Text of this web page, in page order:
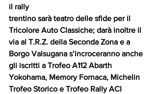
il rally
trentino sarà teatro delle sfide per il
Tricolore Auto Classiche; darà inoltre il
via al T.R.Z. della Seconda Zona e a
Borgo Valsugana s’incroceranno anche
gli iscritti a Trofeo A112 Abarth
Yokohama, Memory Fornaca, Michelin
Trofeo Storico e Trofeo Rally ACI